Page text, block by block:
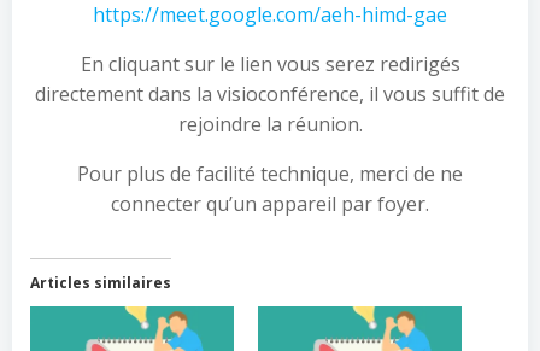
https://meet.google.com/aeh-himd-gae
En cliquant sur le lien vous serez redirigés
directement dans la visioconférence, il vous suffit de
rejoindre la réunion.
Pour plus de facilité technique, merci de ne
connecter qu’un appareil par foyer.
Articles similaires